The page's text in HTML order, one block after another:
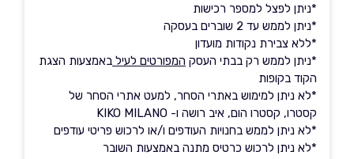
*ניתן לפצל למספר רכישות
*ניתן לממש עד 2 שוברים בעסקה
*ללא צבירת נקודות מועדון
*ניתן לממש רק בבתי העסק המפורטים לעיל באמצעות הצגת
הקוד בקופות
*לא ניתן למימוש באתרי הסחר, למעט אתרי הסחר של
קסטרו, קסטרו הום, איב רושה ו- KIKO MILANO
*לא ניתן לממש בחנויות העודפים ו/או לרכוש פריטי עודפים
*לא ניתן לרכוש כרטיס מתנה באמצעות השובר